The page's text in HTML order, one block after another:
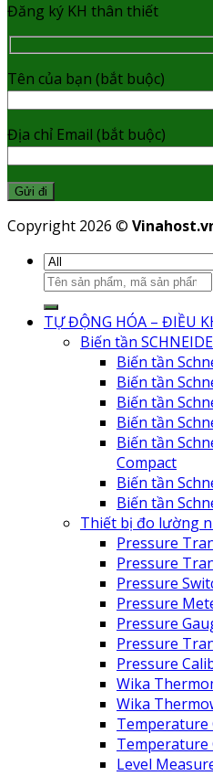
Đăng ký KH thân thiết
Tên của bạn (bắt buộc)
Địa chỉ Email (bắt buộc)
Copyright 2026 ©
TỰ ĐỘNG HÓA – ĐIỀU
Biến tần
Biến tần
Biến tần
Biến tần
Biến tần
Biến tần
Compact
Biến tần
Biến tần
Thiết bị đo lường
Pressure
Pressure
Pressure
Pressure
Pressure
Pressure
Pressure
Wika
Wika
Level